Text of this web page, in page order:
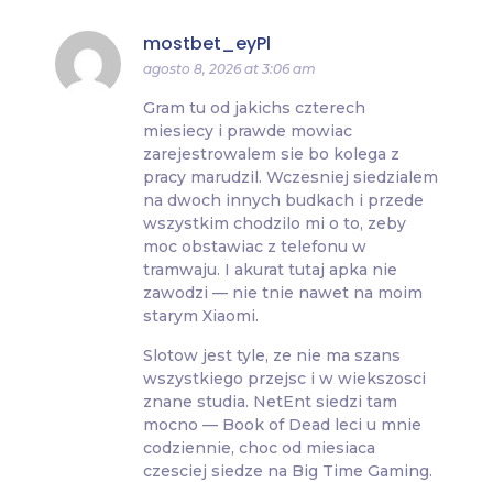
mostbet_eyPl
agosto 8, 2026 at 3:06 am
Gram tu od jakichs czterech
miesiecy i prawde mowiac
zarejestrowalem sie bo kolega z
pracy marudzil. Wczesniej siedzialem
na dwoch innych budkach i przede
wszystkim chodzilo mi o to, zeby
moc obstawiac z telefonu w
tramwaju. I akurat tutaj apka nie
zawodzi — nie tnie nawet na moim
starym Xiaomi.
Slotow jest tyle, ze nie ma szans
wszystkiego przejsc i w wiekszosci
znane studia. NetEnt siedzi tam
mocno — Book of Dead leci u mnie
codziennie, choc od miesiaca
czesciej siedze na Big Time Gaming.